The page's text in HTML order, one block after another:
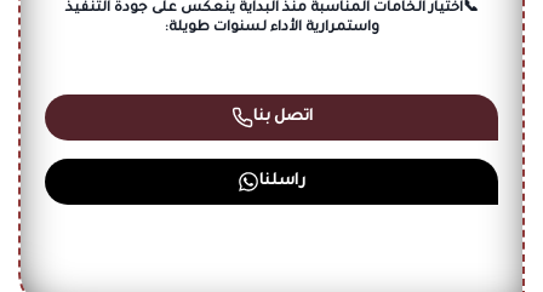
📞اختيار الخامات المناسبة منذ البداية ينعكس على جودة التنفيذ
واستمرارية الأداء لسنوات طويلة:
اتصل بنا
راسلنا